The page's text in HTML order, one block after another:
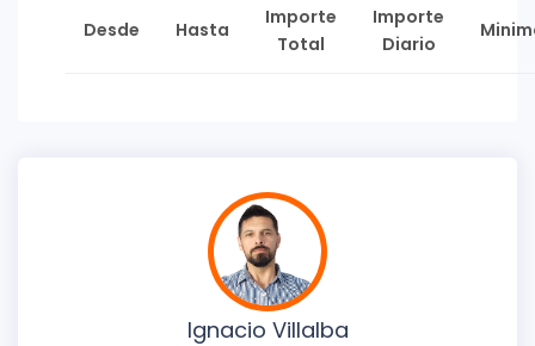
Desde Hasta
Importe
Total
Importe
Diario
Ignacio Villalba